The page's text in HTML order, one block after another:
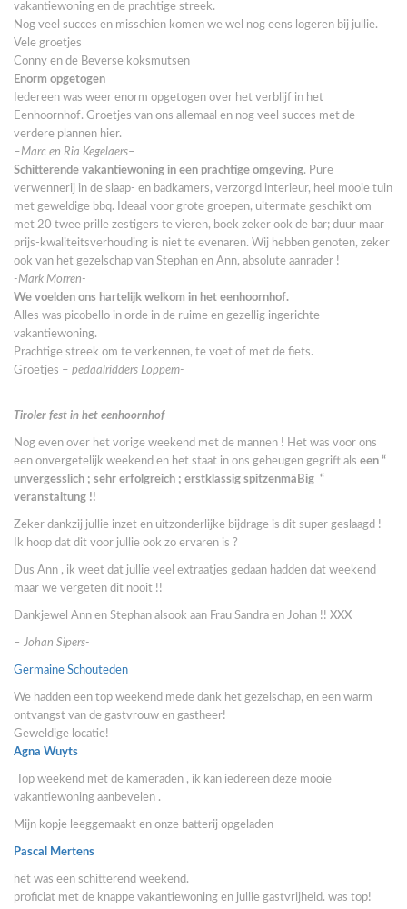
vakantiewoning en de prachtige streek.
Nog veel succes en misschien komen we wel nog eens logeren bij jullie.
Vele groetjes
Conny en de Beverse koksmutsen
Enorm opgetogen
Iedereen was weer enorm opgetogen over het verblijf in het
Eenhoornhof. Groetjes van ons allemaal en nog veel succes met de
verdere plannen hier.
–Marc en Ria Kegelaers–
Schitterende vakantiewoning in een prachtige omgeving. Pure
verwennerij in de slaap- en badkamers, verzorgd interieur, heel mooie tuin
met geweldige bbq. Ideaal voor grote groepen, uitermate geschikt om
met 20 twee prille zestigers te vieren, boek zeker ook de bar; duur maar
prijs-kwaliteitsverhouding is niet te evenaren. Wij hebben genoten, zeker
ook van het gezelschap van Stephan en Ann, absolute aanrader !
-Mark Morren-
We voelden ons hartelijk welkom in het eenhoornhof.
A lles was picobello in orde in de ruime en gezellig ingerichte
vakantiewoning.
Prachtige streek om te verkennen, te voet of met de fiets.
Groetjes – pedaalridders Loppem-
Tiroler fest in het eenhoornhof
Nog even over het vorige weekend met de mannen ! Het was voor ons
een onvergetelijk weekend en het staat in ons geheugen gegrift als een “
unvergesslich ; sehr erfolgreich ; erstklassig spitzenmäBig “
veranstaltung !!
Zeker dankzij jullie inzet en uitzonderlijke bijdrage is dit super geslaagd !
Ik hoop dat dit voor jullie ook zo ervaren is ?
Dus Ann , ik weet dat jullie veel extraatjes gedaan hadden dat weekend
maar we vergeten dit nooit !!
Dankjewel Ann en Stephan alsook aan Frau Sandra en Johan !! XXX
– Johan Sipers-
Germaine Schouteden
We hadden een top weekend mede dank het gezelschap, en een warm
ontvangst van de gastvrouw en gastheer!
Geweldige locatie!
Agna Wuyts
Top weekend met de kameraden , ik kan iedereen deze mooie
vakantiewoning aanbevelen .
Mijn kopje leeggemaakt en onze batterij opgeladen
Pascal Mertens
het was een schitterend weekend.
proficiat met de knappe vakantiewoning en jullie gastvrijheid. was top!